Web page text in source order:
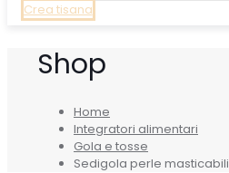
Crea tisana
Shop
Home
Integratori alimentari
Gola e tosse
Sedigola perle masticabili